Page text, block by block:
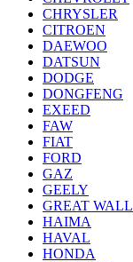
CHRYSLER
CITROEN
DAEWOO
DATSUN
DODGE
DONGFENG
EXEED
FAW
FIAT
FORD
GAZ
GEELY
GREAT WALL
HAIMA
HAVAL
HONDA